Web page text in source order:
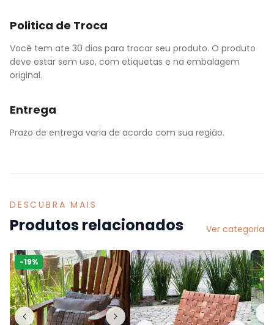
Politica de Troca
Você tem ate 30 dias para trocar seu produto. O produto
deve estar sem uso, com etiquetas e na embalagem
original.
Entrega
Prazo de entrega varia de acordo com sua região.
DESCUBRA MAIS
Produtos relacionados Ver categoria
-19%